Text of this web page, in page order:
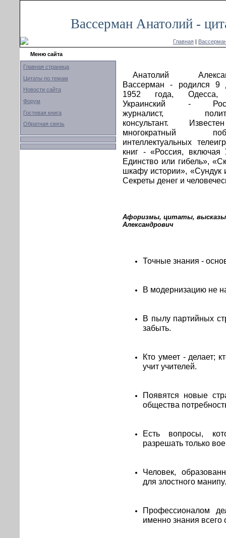
Вассерман Анатолий -
Главная |
Меню сайта
Главная страница
Цитаты по темам
Новости сайта
Форум
Гостевая книга
Обратная связь
Анатолий
Вассерман - родился 9
1952 года,
Украинский -
журналист,
консультант.
многократный
интеллектуальных
книг - «Россия, включая
Единство или гибель»,
шкафу истории», «Сундук
Секреты денег и
Афоризмы, цитаты,
Александрович
Точные знания -
В модернизацию не
В пылу партийных
забыть.
Кто умеет - делает;
учит учителей.
Появятся новые
общества
Есть вопросы,
разрешать только
Человек,
для злостного
Профессионалом
именно знания всего